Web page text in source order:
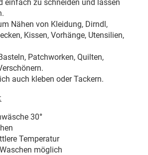
einfach zu schneiden und lassen
Nähen von Kleidung, Dirndl,
Kissen, Vorhänge, Utensilien,
Patchworken, Quilten,
auch kleben oder Tackern.
30°
Temperatur
möglich